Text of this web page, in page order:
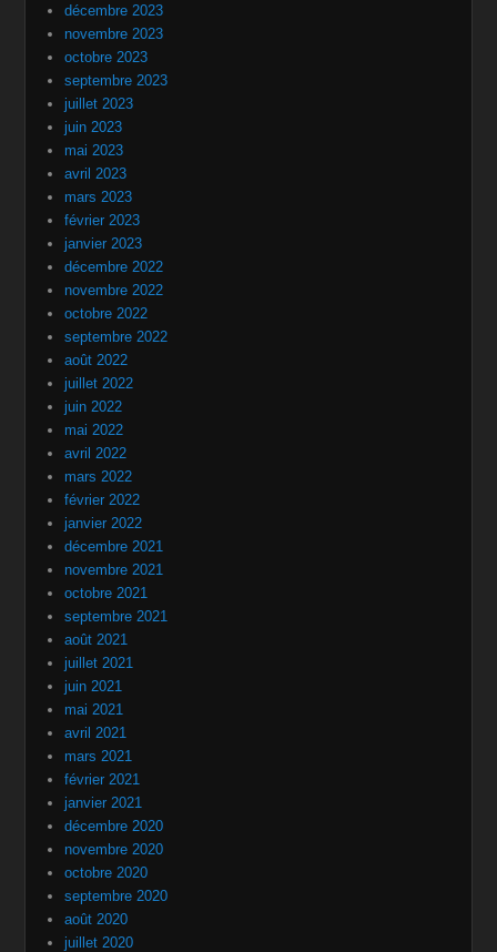
décembre 2023
novembre 2023
octobre 2023
septembre 2023
juillet 2023
juin 2023
mai 2023
avril 2023
mars 2023
février 2023
janvier 2023
décembre 2022
novembre 2022
octobre 2022
septembre 2022
août 2022
juillet 2022
juin 2022
mai 2022
avril 2022
mars 2022
février 2022
janvier 2022
décembre 2021
novembre 2021
octobre 2021
septembre 2021
août 2021
juillet 2021
juin 2021
mai 2021
avril 2021
mars 2021
février 2021
janvier 2021
décembre 2020
novembre 2020
octobre 2020
septembre 2020
août 2020
juillet 2020